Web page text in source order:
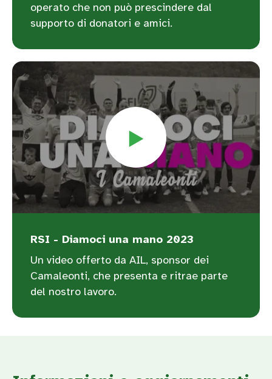
operato che non può prescindere dal
supporto di donatori e amici.
RSI - Diamoci una mano 2023
Un video offerto da AIL, sponsor dei
Camaleonti, che presenta e ritrae parte
del nostro lavoro.